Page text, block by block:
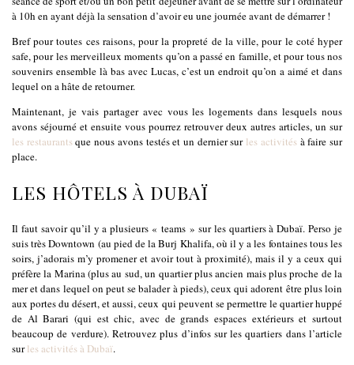
à 10h en ayant déjà la sensation d’avoir eu une journée avant de démarrer !
Bref pour toutes ces raisons, pour la propreté de la ville, pour le coté hyper
safe, pour les merveilleux moments qu’on a passé en famille, et pour tous nos
souvenirs ensemble là bas avec Lucas, c’est un endroit qu’on a aimé et dans
lequel on a hâte de retourner.
Maintenant, je vais partager avec vous les logements dans lesquels nous
avons séjourné et ensuite vous pourrez retrouver deux autres articles, un sur
les restaurantsque nous avons testés et un dernier sur les activitésà faire sur
place.
LES HÔTELS À DUBAÏ
Il faut savoir qu’il y a plusieurs « teams » sur les quartiers à Dubaï. Perso je
suis très Downtown (au pied de la Burj Khalifa, où il y a les fontaines tous les
soirs, j’adorais m’y promener et avoir tout à proximité), mais il y a ceux qui
préfère la Marina (plus au sud, un quartier plus ancien mais plus proche de la
mer et dans lequel on peut se balader à pieds), ceux qui adorent être plus loin
aux portes du désert, et aussi, ceux qui peuvent se permettre le quartier huppé
de Al Barari (qui est chic, avec de grands espaces extérieurs et surtout
beaucoup de verdure). Retrouvez plus d’infos sur les quartiers dans l’article
surles activités à Dubaï.